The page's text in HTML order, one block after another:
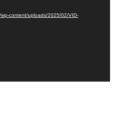
content/uploads/2025/02/VID-